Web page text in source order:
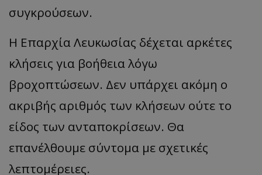
συγκρούσεων.
Η Επαρχία Λευκωσίας δέχεται αρκέτες
κλήσεις για βοήθεια λόγω
βροχοπτώσεων. Δεν υπάρχει ακόμη ο
ακριβής αριθμός των κλήσεων ούτε το
είδος των ανταποκρίσεων. Θα
επανέλθουμε σύντομα με σχετικές
λεπτομέρειες.